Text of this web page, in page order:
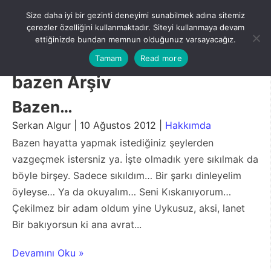
content
Menu
bazen Arşiv
Bazen…
Serkan Algur | 10 Ağustos 2012 | Hakkımda
Bazen hayatta yapmak istediğiniz şeylerden
vazgeçmek istersniz ya. İşte olmadık yere sıkılmak da
böyle birşey. Sadece sıkıldım… Bir şarkı dinleyelim
öyleyse… Ya da okuyalım… Seni Kıskanıyorum…
Çekilmez bir adam oldum yine Uykusuz, aksi, lanet
Bir bakıyorsun ki ana avrat...
Devamını Oku »
Size daha iyi bir gezinti deneyimi sunabilmek adına sitemiz
çerezler özelliğini kullanmaktadır. Siteyi kullanmaya devam
ettiğinizde bundan memnun olduğunuz varsayacağız.
Tamam
Read more